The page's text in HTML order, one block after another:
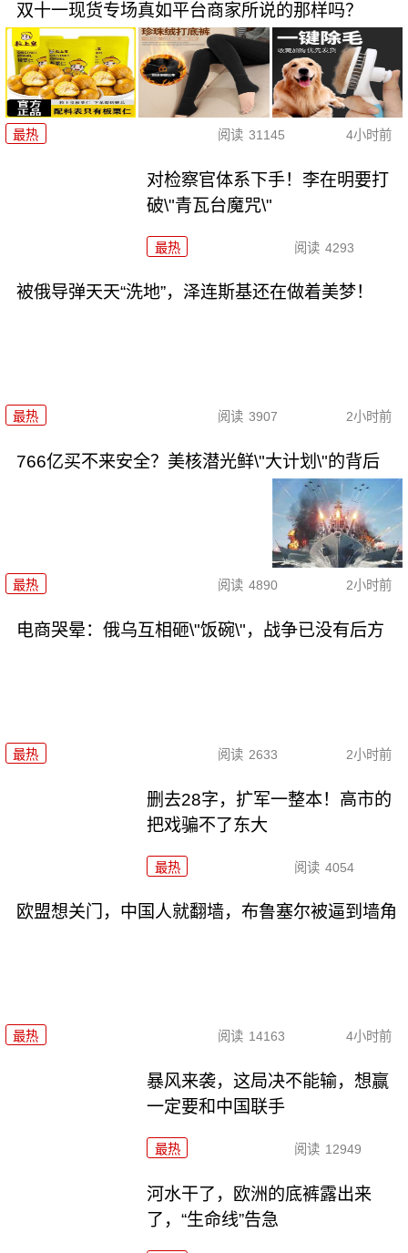
双十一现货专场真如平台商家所说的那样吗？
最热 阅读 31145 4小时前
对检察官体系下手！李在明要打
破\"青瓦台魔咒\"
最热 阅读 4293
被俄导弹天天“洗地”，泽连斯基还在做着美梦！
最热 阅读 3907 2小时前
766亿买不来安全？美核潜光鲜\"大计划\"的背后
最热 阅读 4890 2小时前
电商哭晕：俄乌互相砸\"饭碗\"，战争已没有后方
最热 阅读 2633 2小时前
删去28字，扩军一整本！高市的
把戏骗不了东大
最热 阅读 4054
欧盟想关门，中国人就翻墙，布鲁塞尔被逼到墙角
最热 阅读 14163 4小时前
暴风来袭，这局决不能输，想赢
一定要和中国联手
最热 阅读 12949
河水干了，欧洲的底裤露出来
了，“生命线”告急